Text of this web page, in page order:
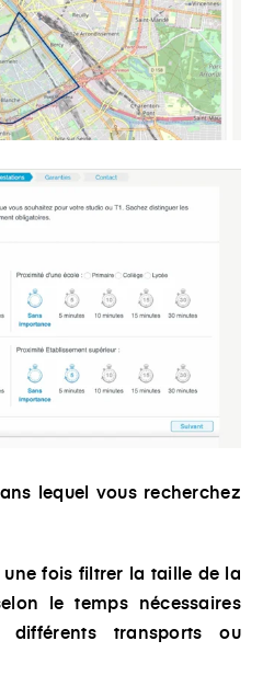
lequel vous recherchez
fois filtrer la taille de la
le temps nécessaires
transports ou